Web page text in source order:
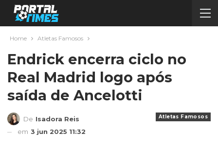
Home Atletas Famosos
Endrick encerra ciclo no
Real Madrid logo após
saída de Ancelotti
Atletas Famosos
De Isadora Reis
em 3 jun 2025 11:32